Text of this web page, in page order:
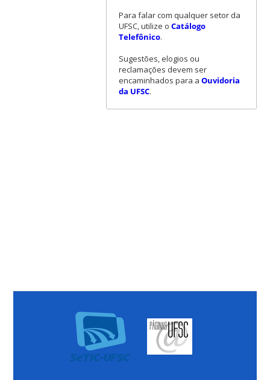
Para falar com qualquer setor da
UFSC, utilize o Catálogo
Telefônico.
Sugestões, elogios ou
reclamações devem ser
encaminhados para a Ouvidoria
da UFSC.